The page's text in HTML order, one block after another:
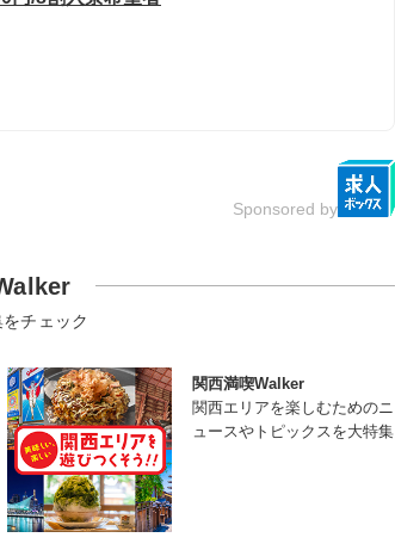
Sponsored by
チェック
関西満喫Walker
関西エリアを楽しむためのニ
ュースやトピックスを大特集